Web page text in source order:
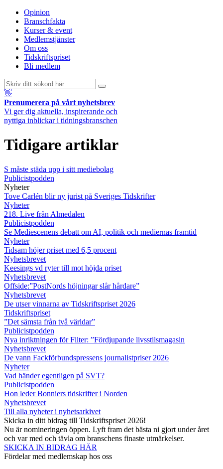
Opinion
Branschfakta
Kurser & event
Medlemstjänster
Om oss
Tidskriftspriset
Bli medlem
👋
Prenumerera på vårt nyhetsbrev
Vi ger dig aktuella, inspirerande och
nyttiga inblickar i tidningsbranschen
Tidigare artiklar
S måste städa upp i sitt mediebolag
Publicistpodden
Nyheter
Tove Carlén blir ny jurist på Sveriges Tidskrifter
Nyheter
218. Live från Almedalen
Publicistpodden
Se Mediescenens debatt om AI, politik och mediernas framtid
Nyheter
Tidsam höjer priset med 6,5 procent
Nyhetsbrevet
Keesings vd ryter till mot höjda priset
Nyhetsbrevet
Offside:”PostNords höjningar slår hårdare”
Nyhetsbrevet
De utser vinnarna av Tidskriftspriset 2026
Tidskriftspriset
”Det sämsta från två världar”
Publicistpodden
Nya inriktningen för Filter: ”Fördjupande livsstilsmagasin
Nyhetsbrevet
De vann Fackförbundspressens journalistpriser 2026
Nyheter
Vad händer egentligen på SVT?
Publicistpodden
Hon leder Bonniers tidskrifter i Norden
Nyhetsbrevet
Till alla nyheter i nyhetsarkivet
Skicka in ditt bidrag till Tidskriftspriset 2026!
Nu är nomineringen öppen. Lyft fram det bästa ni gjort under året
och var med och tävla om branschens finaste utmärkelser.
SKICKA IN BIDRAG HÄR
Fördelar med medlemskap hos oss